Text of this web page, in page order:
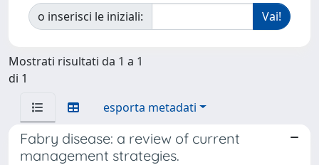
o inserisci le iniziali:
Mostrati risultati da 1 a 1
di 1
esporta metadati
Fabry disease: a review of current
management strategies.